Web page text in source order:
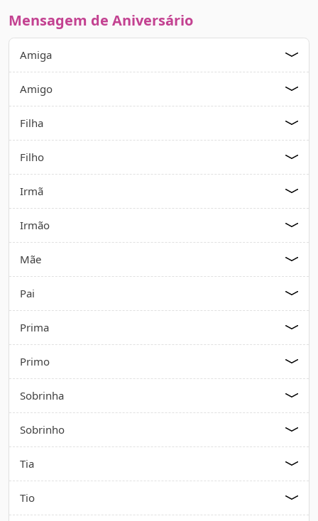
Mensagem de Aniversário
Amiga
Amigo
Filha
Filho
Irmã
Irmão
Mãe
Pai
Prima
Primo
Sobrinha
Sobrinho
Tia
Tio